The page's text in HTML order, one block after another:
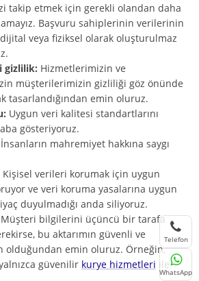
takip etmek için gerekli olandan daha
Başvuru sahiplerinin verilerinin
veya fiziksel olarak oluşturulmaz
gizlilik: Hizmetlerimizin ve
müşterilerimizin gizliliği göz önünde
tasarlandığından emin oluruz.
Uygun veri kalitesi standartlarını
gösteriyoruz.
İnsanların mahremiyet hakkına saygı
Kişisel verileri korumak için uygun
ve veri koruma yasalarına uygun
duyulmadığı anda siliyoruz.
Müşteri bilgilerini üçüncü bir tarafa
bu aktarımın güvenli ve
olduğundan emin oluruz. Örneğin,
güvenilir kurye hizmetleri ile
Telefon
WhatsApp